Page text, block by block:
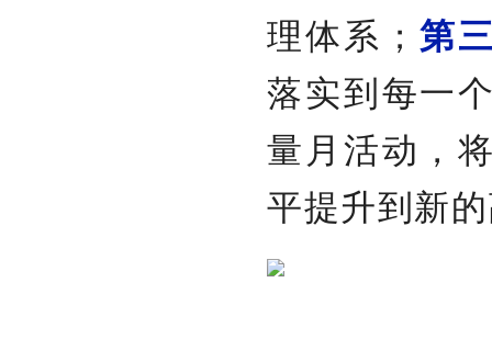
理体系； 第
落实到每一
量月活动，
平提升到新